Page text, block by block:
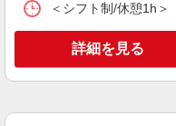
派遣社員
（株）ウィルオブ・ワーク
高齢者
栃木
＜シフト制/休憩1h
詳細を見る